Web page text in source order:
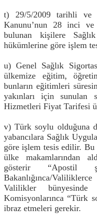
t) 29/5/2009 tarihli ve
Kanunu’nun 28 inci ve
bulunan kişilere
hükümlerine göre işlem
u) Genel Sağlık
ülkemize eğitim,
bunların eğitimleri
yakınları için sunulan
Hizmetleri Fiyat Tarifesi
v) Türk soylu olduğuna
yabancılara Sağlık
göre işlem tesis edilir.
ülke makamlarından
gösterir
Bakanlığınca/
Valilikler
Komisyonlarınca “Türk
ibraz etmeleri gerekir.